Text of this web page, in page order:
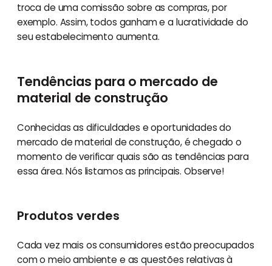
troca de uma comissão sobre as compras, por
exemplo. Assim, todos ganham e a lucratividade do
seu estabelecimento aumenta.
Tendências para o mercado de
material de construção
Conhecidas as dificuldades e oportunidades do
mercado de material de construção, é chegado o
momento de verificar quais são as tendências para
essa área. Nós listamos as principais. Observe!
Produtos verdes
Cada vez mais os consumidores estão preocupados
com o meio ambiente e as questões relativas à